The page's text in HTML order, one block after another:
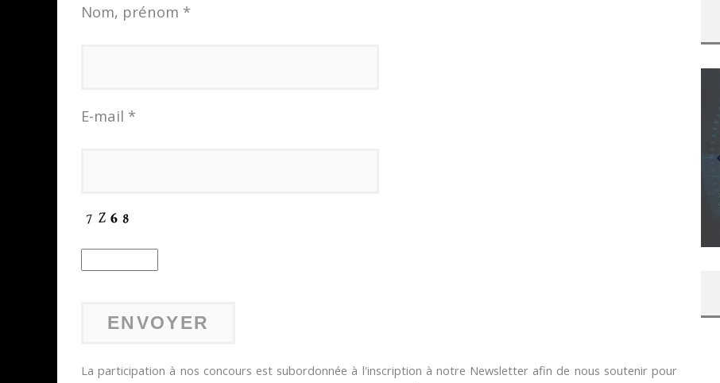
Nom, prénom *
E-mail *
La participation à nos concours est subordonnée à l'inscription à notre Newsletter afin de nous soutenir pour